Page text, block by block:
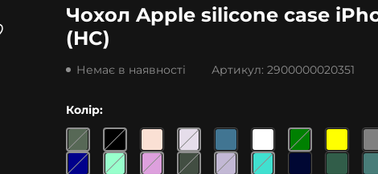
Чохол Apple silicone case
(HC)
Немає в наявності Артикул: 2900000020351
Колір: